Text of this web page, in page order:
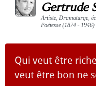
Gertrude
Artiste, Dramaturge,
Poétesse (1874 - 1946)
Qui veut être
veut être bon ne